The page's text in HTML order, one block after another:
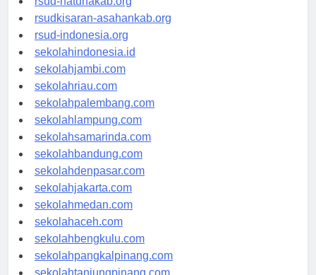
rsud-natunakab.org
rsudkisaran-asahankab.org
rsud-indonesia.org
sekolahindonesia.id
sekolahjambi.com
sekolahriau.com
sekolahpalembang.com
sekolahlampung.com
sekolahsamarinda.com
sekolahbandung.com
sekolahdenpasar.com
sekolahjakarta.com
sekolahmedan.com
sekolahaceh.com
sekolahbengkulu.com
sekolahpangkalpinang.com